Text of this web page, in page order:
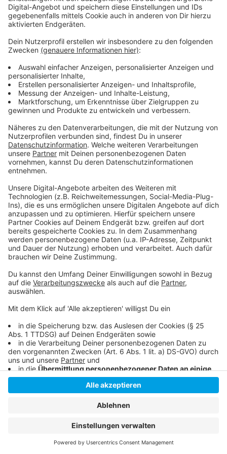
Anzeige
Für alle Schüler zu Hause müsse man aber auch einen
guten Distanzunterricht anbieten, betont Bartsch.
Deshalb müsse dringend weiter an der Digitalisierung in
den Düsseldorfer Schulen gearbeitet werden.
Anzeige
Weitere Infos
Anzeige
Düsseldorf: Schule soll weiter vor Ort stattfinden
Schulstart nach den Ferien: Das ist der Stufenplan
der NRW Landesregierung
Düsseldorf: Corona-Zahlen bleiben auf hohem
Niveau
Anzeige
Anzeige